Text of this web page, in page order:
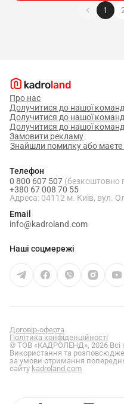
1
Про нас
Долучитися до нашої
Долучитися до нашої
Долучитися до нашої
Замовити рекламу
Знайшли помилку або маєте
Телефон
0 800 607 507 (безкоштовно
+380 67 008 70 55
Адреса: 04112 м. Київ, вул.
Email
info@kadroland.com
Наші соцмережі
Договір-оферта
Політика конфіденційності
© ТОВ «КАДРОЛЕНД», 2026 Всі
Використання та
за умови отримання
сайту kadroland.com